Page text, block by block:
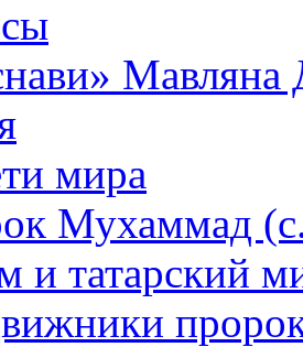
Мавляна
мира
Мухаммад
и татарский